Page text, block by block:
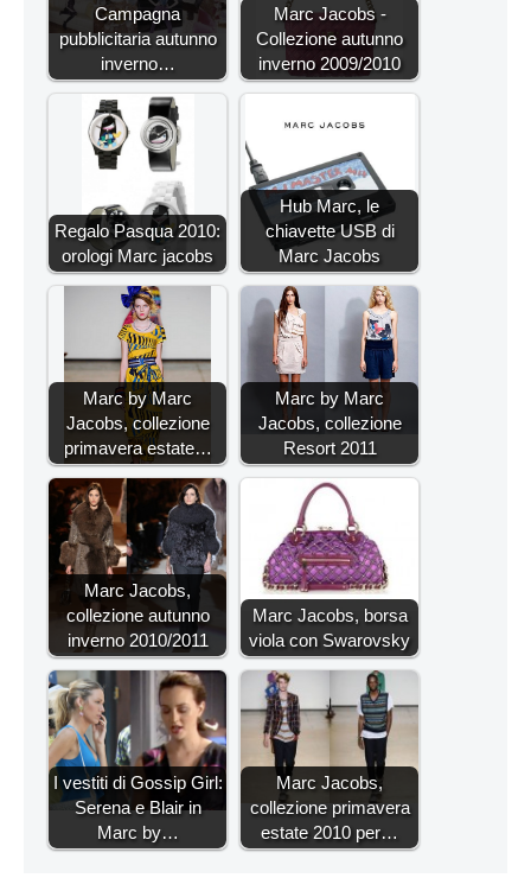
Campagna
pubblicitaria autunno
inverno…
Marc Jacobs -
Collezione autunno
inverno 2009/2010
Regalo Pasqua 2010:
orologi Marc jacobs
Hub Marc, le
chiavette USB di
Marc Jacobs
Marc by Marc
Jacobs, collezione
primavera estate…
Marc by Marc
Jacobs, collezione
Resort 2011
Marc Jacobs,
collezione autunno
inverno 2010/2011
Marc Jacobs, borsa
viola con Swarovsky
I vestiti di Gossip Girl:
Serena e Blair in
Marc by…
Marc Jacobs,
collezione primavera
estate 2010 per…